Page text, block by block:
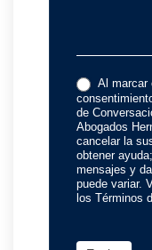
Al marcar
de
Abogados
cancelar la
obtener
mensajes y
puede variar.
los Términos